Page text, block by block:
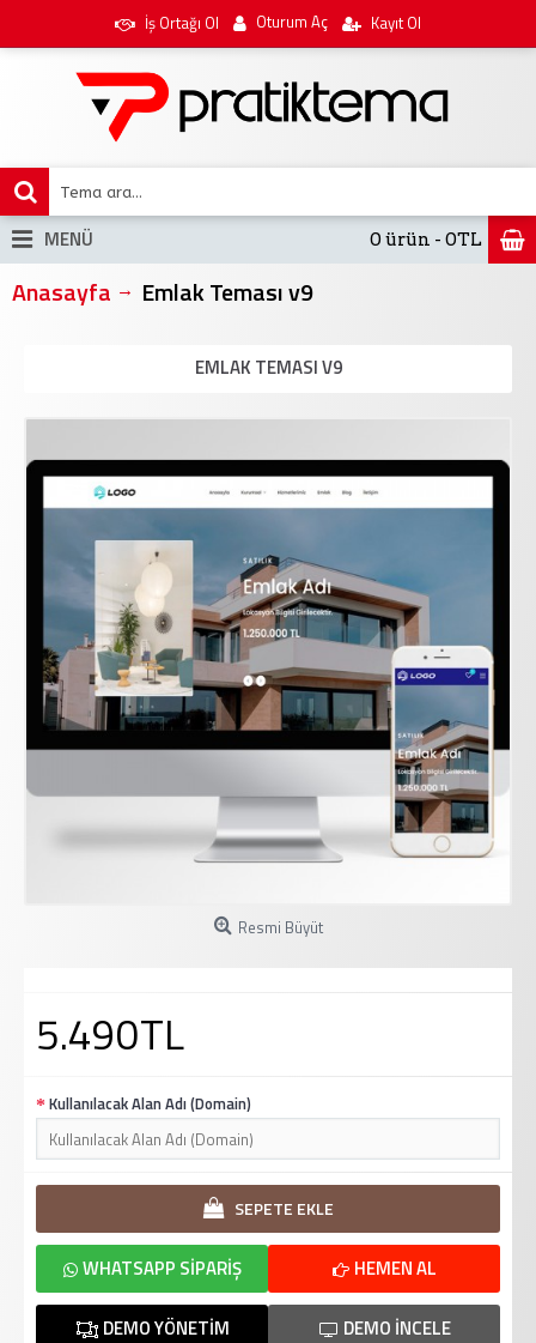
İş Ortağı Ol Oturum Aç Kayıt Ol
0 ürün - 0TL
MENÜ
Anasayfa Emlak Teması v9
EMLAK TEMASI V9
Resmi Büyüt
5.490TL
Kullanılacak Alan Adı (Domain)
SEPETE EKLE
HEMEN AL
WHATSAPP SIPARIŞ
DEMO İNCELE
DEMO YÖNETIM